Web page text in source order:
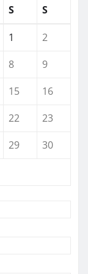
S S
1
2
8
9
15
16
22
23
29
30